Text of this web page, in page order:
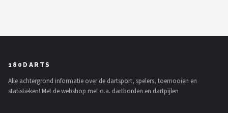
Dart
ABC Darts
180DARTS
Alle achtergrond informatie over de dartsport, spelers, toernooien en
statistieken! Met de webshop met o.a. dartborden en dartpijlen